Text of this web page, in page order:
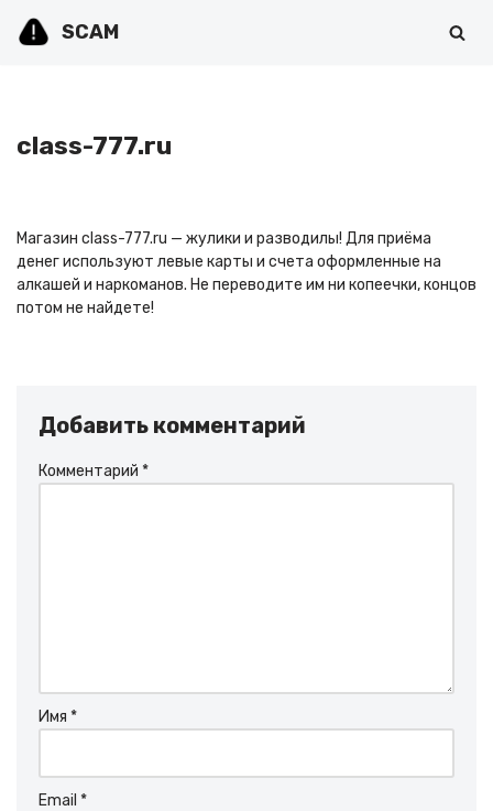
SCAM
class-777.ru
Магазин class-777.ru — жулики и разводилы! Для приёма
денег используют левые карты и счета оформленные на
алкашей и наркоманов. Не переводите им ни копеечки, концов
потом не найдете!
Добавить комментарий
Комментарий *
Имя *
Email *